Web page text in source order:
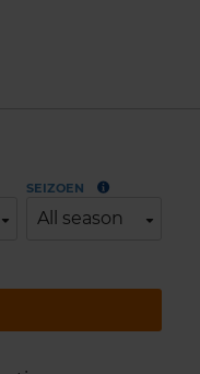
SEIZOEN
All season